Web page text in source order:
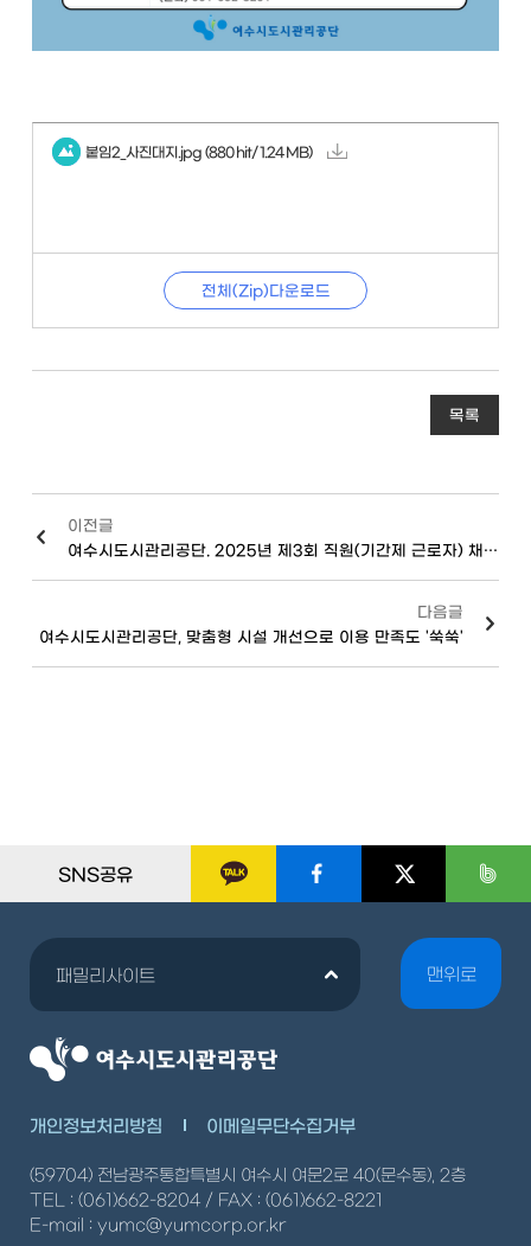
붙임2_사진대지.jpg (880 hit/ 1.24 MB)
전체(Zip)다운로드
목록
이전글
여수시도시관리공단. 2025년 제3회 직원(기간제 근로자) 채용 실시
다음글
여수시도시관리공단, 맞춤형 시설 개선으로 이용 만족도 '쑥쑥'
SNS공유
패밀리사이트
개인정보처리방침 이메일무단수집거부
(59704) 전남광주통합특별시 여수시 여문2로 40(문수동), 2층
TEL : (061)662-8204 / FAX : (061)662-8221
E-mail : yumc@yumcorp.or.kr
맨위로